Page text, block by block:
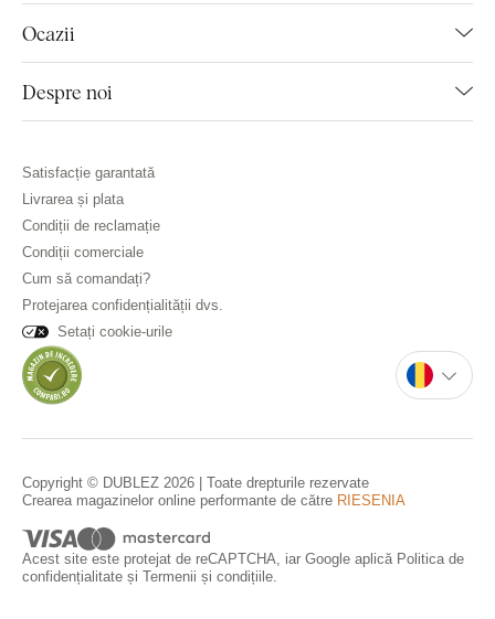
Ocazii
Despre noi
Satisfacție garantată
Livrarea și plata
Condiții de reclamație
Condiții comerciale
Cum să comandați?
Protejarea confidențialității dvs.
Setați cookie-urile
Copyright © DUBLEZ 2026 | Toate drepturile rezervate
Crearea magazinelor online performante de către RIESENIA
Acest site este protejat de reCAPTCHA, iar Google aplică Politica de
confidențialitate și Termenii și condițiile.